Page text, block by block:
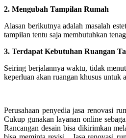
2. Mengubah Tampilan Rumah
Alasan berikutnya adalah masalah
tampilan tentu saja membutuhkan
3. Terdapat Kebutuhan Ruangan
Seiring berjalannya waktu, tidak
keperluan akan ruangan khusus untuk
Perusahaan penyedia jasa renovasi
Cukup gunakan layanan online
Rancangan desain bisa dikirimkan